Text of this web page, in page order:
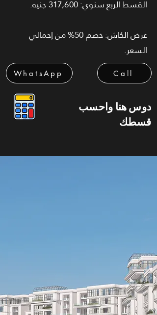
القسط الربع سنوي: 317,600 جنيه.
عرض الكاش: خصم 50% من إجمالي
السعر.
WhatsApp Call
دوس هنا واحسب
قسطك